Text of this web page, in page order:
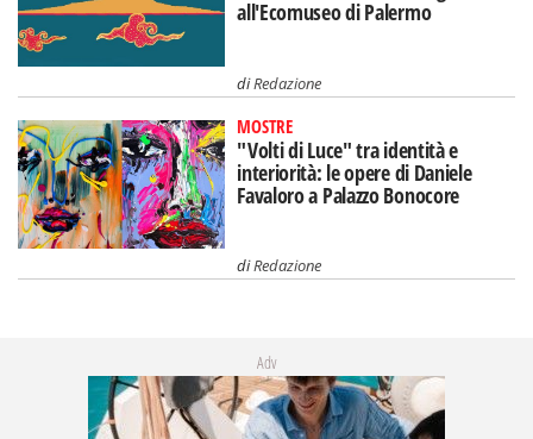
all'Ecomuseo di Palermo
diRedazione
MOSTRE
"Volti di Luce" tra identità e
interiorità: le opere di Daniele
Favaloro a Palazzo Bonocore
diRedazione
Adv